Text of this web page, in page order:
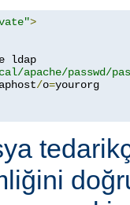
>
ldap
apache/passwd/
/o=yourorg